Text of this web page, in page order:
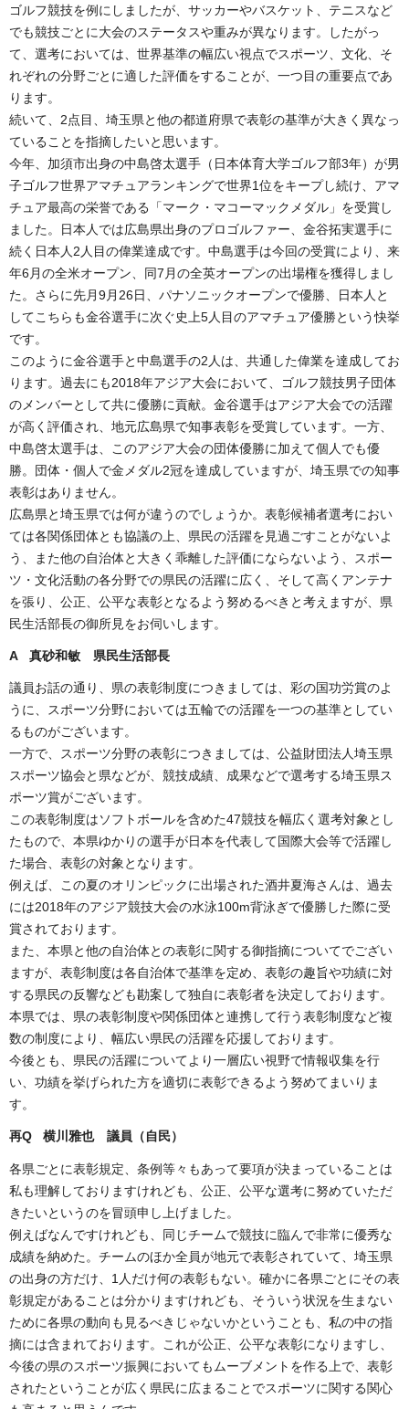
ゴルフ競技を例にしましたが、サッカーやバスケット、テニスなど
でも競技ごとに大会のステータスや重みが異なります。したがっ
て、選考においては、世界基準の幅広い視点でスポーツ、文化、そ
れぞれの分野ごとに適した評価をすることが、一つ目の重要点であ
ります。
続いて、2点目、埼玉県と他の都道府県で表彰の基準が大きく異なっ
ていることを指摘したいと思います。
今年、加須市出身の中島啓太選手（日本体育大学ゴルフ部3年）が男
子ゴルフ世界アマチュアランキングで世界1位をキープし続け、アマ
チュア最高の栄誉である「マーク・マコーマックメダル」を受賞し
ました。日本人では広島県出身のプロゴルファー、金谷拓実選手に
続く日本人2人目の偉業達成です。中島選手は今回の受賞により、来
年6月の全米オープン、同7月の全英オープンの出場権を獲得しまし
た。さらに先月9月26日、パナソニックオープンで優勝、日本人と
してこちらも金谷選手に次ぐ史上5人目のアマチュア優勝という快挙
です。
このように金谷選手と中島選手の2人は、共通した偉業を達成してお
ります。過去にも2018年アジア大会において、ゴルフ競技男子団体
のメンバーとして共に優勝に貢献。金谷選手はアジア大会での活躍
が高く評価され、地元広島県で知事表彰を受賞しています。一方、
中島啓太選手は、このアジア大会の団体優勝に加えて個人でも優
勝。団体・個人で金メダル2冠を達成していますが、埼玉県での知事
表彰はありません。
広島県と埼玉県では何が違うのでしょうか。表彰候補者選考におい
ては各関係団体とも協議の上、県民の活躍を見過ごすことがないよ
う、また他の自治体と大きく乖離した評価にならないよう、スポー
ツ・文化活動の各分野での県民の活躍に広く、そして高くアンテナ
を張り、公正、公平な表彰となるよう努めるべきと考えますが、県
民生活部長の御所見をお伺いします。
A 真砂和敏 県民生活部長
議員お話の通り、県の表彰制度につきましては、彩の国功労賞のよ
うに、スポーツ分野においては五輪での活躍を一つの基準としてい
るものがございます。
一方で、スポーツ分野の表彰につきましては、公益財団法人埼玉県
スポーツ協会と県などが、競技成績、成果などで選考する埼玉県ス
ポーツ賞がございます。
この表彰制度はソフトボールを含めた47競技を幅広く選考対象とし
たもので、本県ゆかりの選手が日本を代表して国際大会等で活躍し
た場合、表彰の対象となります。
例えば、この夏のオリンピックに出場された酒井夏海さんは、過去
には2018年のアジア競技大会の水泳100m背泳ぎで優勝した際に受
賞されております。
また、本県と他の自治体との表彰に関する御指摘についてでござい
ますが、表彰制度は各自治体で基準を定め、表彰の趣旨や功績に対
する県民の反響なども勘案して独自に表彰者を決定しております。
本県では、県の表彰制度や関係団体と連携して行う表彰制度など複
数の制度により、幅広い県民の活躍を応援しております。
今後とも、県民の活躍についてより一層広い視野で情報収集を行
い、功績を挙げられた方を適切に表彰できるよう努めてまいりま
す。
再Q 横川雅也 議員（自民）
各県ごとに表彰規定、条例等々もあって要項が決まっていることは
私も理解しておりますけれども、公正、公平な選考に努めていただ
きたいというのを冒頭申し上げました。
例えばなんですけれども、同じチームで競技に臨んで非常に優秀な
成績を納めた。チームのほか全員が地元で表彰されていて、埼玉県
の出身の方だけ、1人だけ何の表彰もない。確かに各県ごとにその表
彰規定があることは分かりますけれども、そういう状況を生まない
ために各県の動向も見るべきじゃないかということも、私の中の指
摘には含まれております。これが公正、公平な表彰になりますし、
今後の県のスポーツ振興においてもムーブメントを作る上で、表彰
されたということが広く県民に広まることでスポーツに関する関心